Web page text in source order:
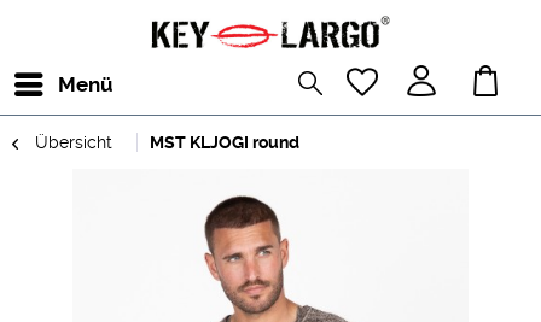
Menü
Übersicht MST KLJOGI round